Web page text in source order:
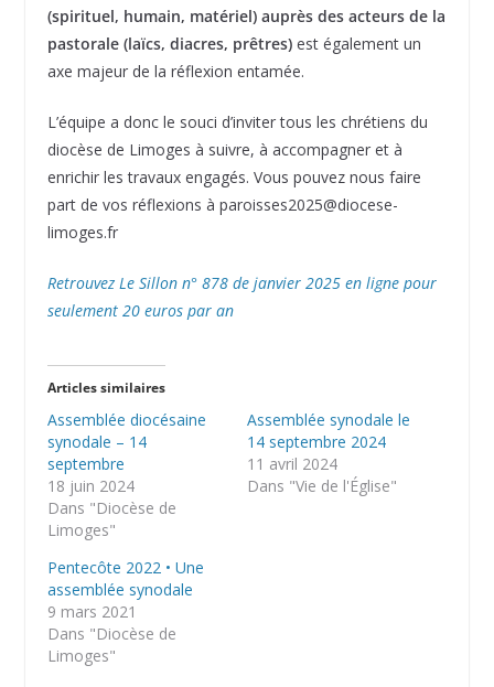
(spirituel, humain, matériel) auprès des acteurs de la
pastorale (laïcs, diacres, prêtres) est également un
axe majeur de la réflexion entamée.
L’équipe a donc le souci d’inviter tous les chrétiens du
diocèse de Limoges à suivre, à accompagner et à
enrichir les travaux engagés. Vous pouvez nous faire
part de vos réflexions à paroisses2025@diocese-
limoges.fr
Retrouvez Le Sillon n° 878 de janvier 2025 en ligne pour
seulement 20 euros par an
Articles similaires
Assemblée diocésaine
synodale – 14
septembre
18 juin 2024
Dans "Diocèse de
Limoges"
Assemblée synodale le
14 septembre 2024
11 avril 2024
Dans "Vie de l'Église"
Pentecôte 2022 • Une
assemblée synodale
9 mars 2021
Dans "Diocèse de
Limoges"